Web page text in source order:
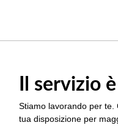
Il servizio
Stiamo lavorando per
tua disposizione per